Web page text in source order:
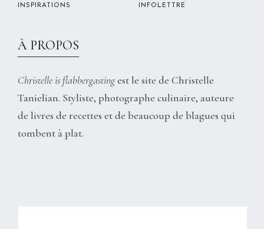
INSPIRATIONS INFOLETTRE
À PROPOS
Christelle is flabbergastingest le site de Christelle
Tanielian. Styliste, photographe culinaire, auteure
de livres de recettes et de beaucoup de blagues qui
tombent à plat.